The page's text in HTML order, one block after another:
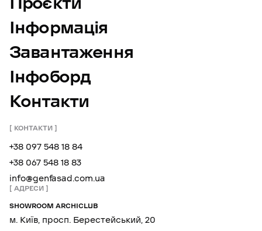
Інформація
Завантаження
Інфоборд
Контакти
КОНТАКТИ
+38 097 548 18 84
+38 067 548 18 83
info@genfasad.com.ua
АДРЕСИ
SHOWROOM ARCHICLUB
м. Київ, просп. Берестейський, 20